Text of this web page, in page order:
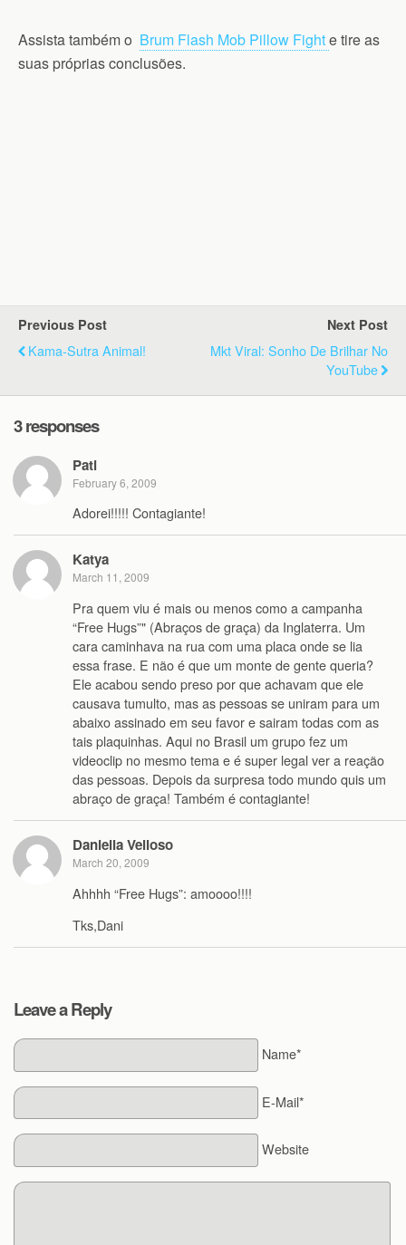
Assista também o Brum Flash Mob Pillow Fighte tire as
suas próprias conclusões.
Previous Post
Kama-Sutra Animal!
Next Post
Mkt Viral: Sonho De Brilhar No
YouTube
3 responses
Pati
February 6, 2009
Adorei!!!!! Contagiante!
Katya
March 11, 2009
Pra quem viu é mais ou menos como a campanha
“Free Hugs”" (Abraços de graça) da Inglaterra. Um
cara caminhava na rua com uma placa onde se lia
essa frase. E não é que um monte de gente queria?
Ele acabou sendo preso por que achavam que ele
causava tumulto, mas as pessoas se uniram para um
abaixo assinado em seu favor e sairam todas com as
tais plaquinhas. Aqui no Brasil um grupo fez um
videoclip no mesmo tema e é super legal ver a reação
das pessoas. Depois da surpresa todo mundo quis um
abraço de graça! Também é contagiante!
Daniella Velloso
March 20, 2009
Ahhhh “Free Hugs”: amoooo!!!!
Tks,Dani
Leave a Reply
Name*
E-Mail*
Website